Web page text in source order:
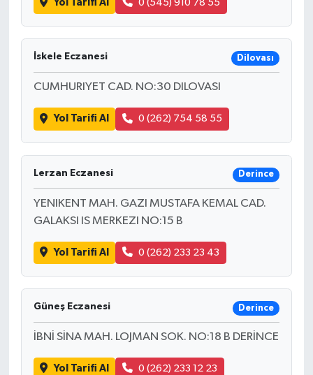
Yol Tarifi Al 0 (545) 910 78 55
İskele Eczanesi Dilovası
CUMHURIYET CAD. NO:30 DILOVASI
Yol Tarifi Al 0 (262) 754 58 55
Lerzan Eczanesi Derince
YENIKENT MAH. GAZI MUSTAFA KEMAL CAD.
GALAKSI IS MERKEZI NO:15 B
Yol Tarifi Al 0 (262) 233 23 43
Güneş Eczanesi Derince
İBNİ SİNA MAH. LOJMAN SOK. NO:18 B DERİNCE
Yol Tarifi Al 0 (262) 233 12 23